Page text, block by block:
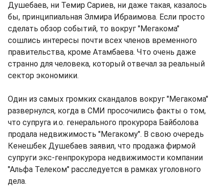
Душебаев, ни Темир Сариев, ни даже такая, казалось
бы, принципиальная Элмира Ибраимова. Если просто
сделать обзор событий, то вокруг "Мегакома"
сошлись интересы почти всех членов временного
правительства, кроме Атамбаева. Что очень даже
странно для человека, который отвечал за реальный
сектор экономики.
Один из самых громких скандалов вокруг "Мегакома"
развернулся, когда в СМИ просочились факты о том,
что супруга и.о. генерального прокурора Байболова
продала недвижимость "Мегакому". В свою очередь
Кенешбек Душебаев заявил, что продажа фирмой
супруги экс-генпрокурора недвижимости компании
"Альфа Телеком" расследуется в рамках уголовного
дела.